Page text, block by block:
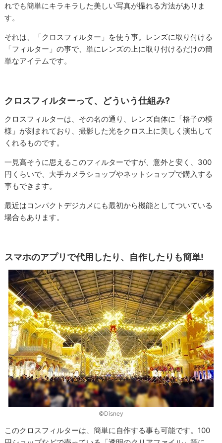
れでも簡単にキラキラした美しい写真が撮れる方法がありま
す。
それは、「クロスフィルター」を使う事。レンズに取り付ける
「フィルター」の事で、単にレンズの上に取り付けるだけの簡
単なアイテムです。
クロスフィルターって、どういう仕組み?
クロスフィルターは、その名の通り、レンズ自体に「格子の模
様」が刻まれており、撮影した光をクロス上に美しく演出して
くれるものです。
一見高そうに思えるこのフィルターですが、意外と安く、300
円くらいで、大手カメラショップやネットショップで購入する
事もできます。
最近はコンパクトデジカメにも最初から機能としてついている
場合もあります。
スマホのアプリで代用したり、自作したりも簡単!
©Disney
このクロスフィルターは、簡単に自作する事も可能です。100